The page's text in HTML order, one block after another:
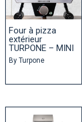
Four à pizza
extérieur
TURPONE – MINI
By Turpone